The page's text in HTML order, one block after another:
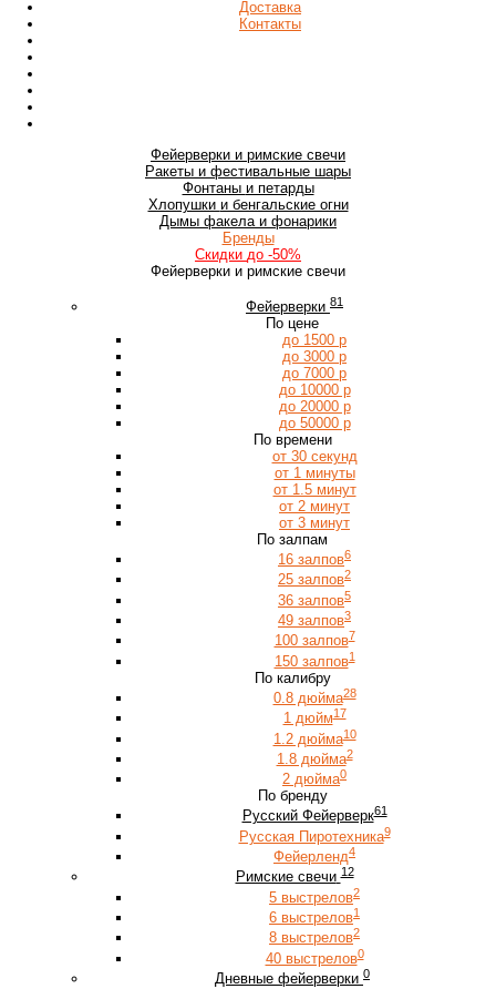
Доставка
Контакты
Фейерверки и римские свечи
Ракеты и фестивальные шары
Фонтаны и петарды
Хлопушки и бенгальские огни
Дымы факела и фонарики
Бренды
Скидки до -50%
Фейерверки и римские свечи
Фейерверки 81
По цене
до 1500 р
до 3000 р
до 7000 р
до 10000 р
до 20000 р
до 50000 р
По времени
от 30 секунд
от 1 минуты
от 1.5 минут
от 2 минут
от 3 минут
По залпам
16 залпов6
25 залпов2
36 залпов5
49 залпов3
100 залпов7
150 залпов1
По калибру
0.8 дюйма28
1 дюйм17
1.2 дюйма10
1.8 дюйма2
2 дюйма0
По бренду
Русский Фейерверк61
Русская Пиротехника9
Фейерленд4
Римские свечи 12
5 выстрелов2
6 выстрелов1
8 выстрелов2
40 выстрелов0
Дневные фейерверки 0